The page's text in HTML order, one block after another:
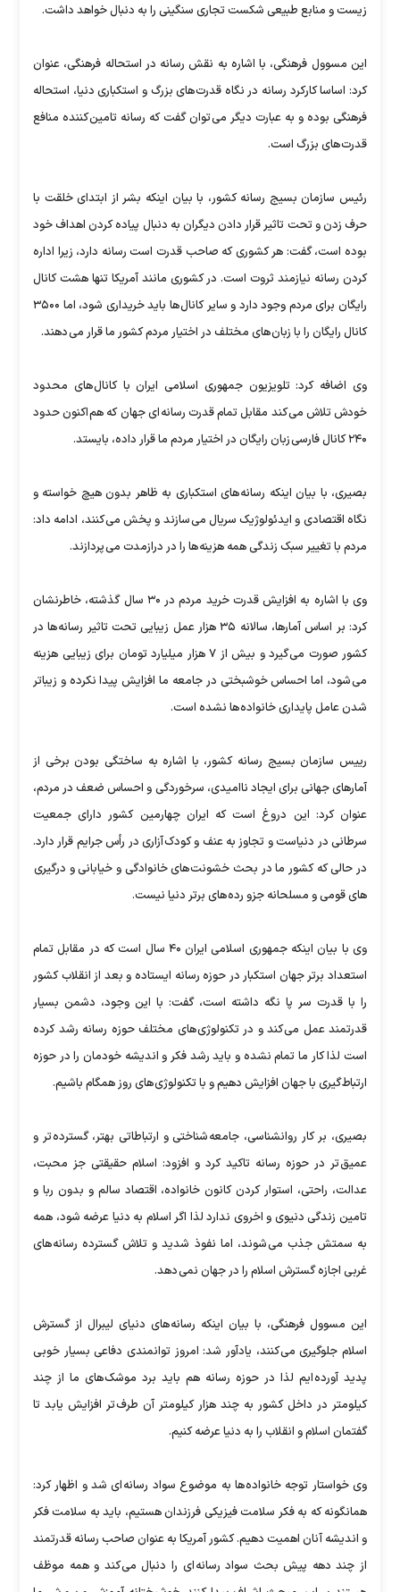
زیست و منابع طبیعی شکست تجاری سنگینی را به دنبال خواهد داشت.
این مسوول فرهنگی، با اشاره به نقش رسانه در استحاله فرهنگی، عنوان
کرد: اساسا کارکرد رسانه در نگاه قدرت های بزرگ و استکباری دنیا، استحاله
فرهنگی بوده و به عبارت دیگر می توان گفت که رسانه تامین کننده منافع
قدرت های بزرگ است.
رئیس سازمان بسیج رسانه کشور، با بیان اینکه بشر از ابتدای خلقت با
حرف زدن و تحت تاثیر قرار دادن دیگران به دنبال پیاده کردن اهداف خود
بوده است، گفت: هر کشوری که صاحب قدرت است رسانه دارد، زیرا اداره
کردن رسانه نیازمند ثروت است. در کشوری مانند آمریکا تنها هشت کانال
رایگان برای مردم وجود دارد و سایر کانال ها باید خریداری شود، اما ۳۵۰۰
کانال رایگان را با زبان های مختلف در اختیار مردم کشور ما قرار می دهند.
وی اضافه کرد: تلویزیون جمهوری اسلامی ایران با کانال های محدود
خودش تلاش می کند مقابل تمام قدرت رسانه ای جهان که هم اکنون حدود
۲۴۰ کانال فارسی زبان رایگان در اختیار مردم ما قرار داده، بایستد.
بصیری، با بیان اینکه رسانه های استکباری به ظاهر بدون هیچ خواسته و
نگاه اقتصادی و ایدئولوژیک سریال می سازند و پخش می کنند، ادامه داد:
مردم با تغییر سبک زندگی همه هزینه ها را در درازمدت می پردازند.
وی با اشاره به افزایش قدرت خرید مردم در ۳۰ سال گذشته، خاطرنشان
کرد: بر اساس آمارها، سالانه ۳۵ هزار عمل زیبایی تحت تاثیر رسانه ها در
کشور صورت می گیرد و بیش از ۷ هزار میلیارد تومان برای زیبایی هزینه
می شود، اما احساس خوشبختی در جامعه ما افزایش پیدا نکرده و زیباتر
شدن عامل پایداری خانواده ها نشده است.
رییس سازمان بسیج رسانه کشور، با اشاره به ساختگی بودن برخی از
آمارهای جهانی برای ایجاد ناامیدی، سرخوردگی و احساس ضعف در مردم،
عنوان کرد: این دروغ است که ایران چهارمین کشور دارای جمعیت
سرطانی در دنیاست و تجاوز به عنف و کودک آزاری در رأس جرایم قرار دارد.
در حالی که کشور ما در بحث خشونت های خانوادگی و خیابانی و درگیری
های قومی و مسلحانه جزو رده های برتر دنیا نیست.
وی با بیان اینکه جمهوری اسلامی ایران ۴۰ سال است که در مقابل تمام
استعداد برتر جهان استکبار در حوزه رسانه ایستاده و بعد از انقلاب کشور
را با قدرت سر پا نگه داشته است، گفت: با این وجود، دشمن بسیار
قدرتمند عمل می کند و در تکنولوژی های مختلف حوزه رسانه رشد کرده
است لذا کار ما تمام نشده و باید رشد فکر و اندیشه خودمان را در حوزه
ارتباط گیری با جهان افزایش دهیم و با تکنولوژی های روز همگام باشیم.
بصیری، بر کار روانشناسی، جامعه شناختی و ارتباطاتی بهتر، گسترده تر و
عمیق تر در حوزه رسانه تاکید کرد و افزود: اسلام حقیقتی جز محبت،
عدالت، راحتی، استوار کردن کانون خانواده، اقتصاد سالم و بدون ربا و
تامین زندگی دنیوی و اخروی ندارد لذا اگر اسلام به دنیا عرضه شود، همه
به سمتش جذب می شوند، اما نفوذ شدید و تلاش گسترده رسانه های
غربی اجازه گسترش اسلام را در جهان نمی دهد.
این مسوول فرهنگی، با بیان اینکه رسانه های دنیای لیبرال از گسترش
اسلام جلوگیری می کنند، یادآور شد: امروز توانمندی دفاعی بسیار خوبی
پدید آورده ایم لذا در حوزه رسانه هم باید برد موشک های ما از چند
کیلومتر در داخل کشور به چند هزار کیلومتر آن طرف تر افزایش یابد تا
گفتمان اسلام و انقلاب را به دنیا عرضه کنیم.
وی خواستار توجه خانواده ها به موضوع سواد رسانه ای شد و اظهار کرد:
همانگونه که به فکر سلامت فیزیکی فرزندان هستیم، باید به سلامت فکر
و اندیشه آنان اهمیت دهیم. کشور آمریکا به عنوان صاحب رسانه قدرتمند
از چند دهه پیش بحث سواد رسانه ای را دنبال می کند و همه موظف